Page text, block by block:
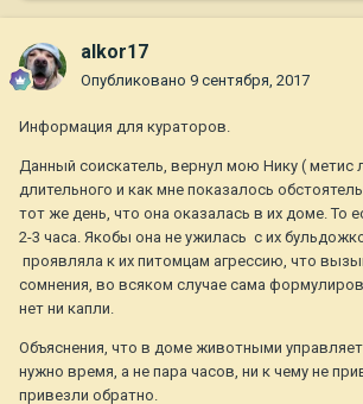
alkor17
Опубликовано 9 сентября, 2017
Информация для кураторов.
Данный соискатель, вернул мою Нику ( метис
длительного и как мне показалось
тот же день, что она оказалась в их доме. То
2-3 часа. Якобы она не ужилась с их
проявляла к их питомцам агрессию, что
сомнения, во всяком случае сама
нет ни капли.
Объяснения, что в доме животными управляет
нужно время, а не пара часов, ни к чему не
привезли обратно.